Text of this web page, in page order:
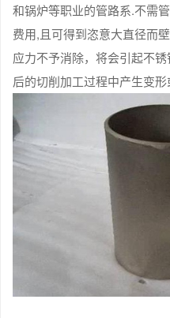
和锅炉等职业的管路系.不需
费用,且可得到恣意大直径而
应力不予消除，将会引起不
后的切削加工过程中产生变形